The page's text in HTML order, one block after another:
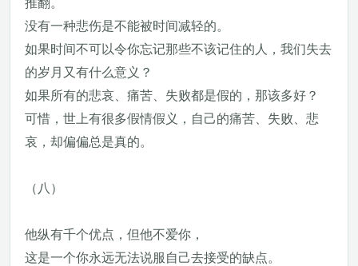
没有一种悲伤是不能被时间减轻的。
如果时间不可以令你忘记那些不该记住的人，我们失去
的岁月又有什么意义？
如果所有的悲哀、痛苦、失败都是假的，那该多好？
可惜，世上有很多假情假义，自己的痛苦、失败、悲
哀，却偏偏总是真的。
（八）
他纵有千个优点，但他不爱你，
这是一个你永远无法说服自己去接受的缺点。